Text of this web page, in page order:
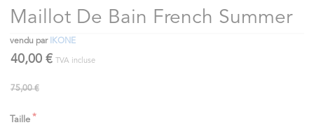
Maillot De Bain French Summer
vendu par IKONE
40,00 € TVA incluse
75,00 €
Taille